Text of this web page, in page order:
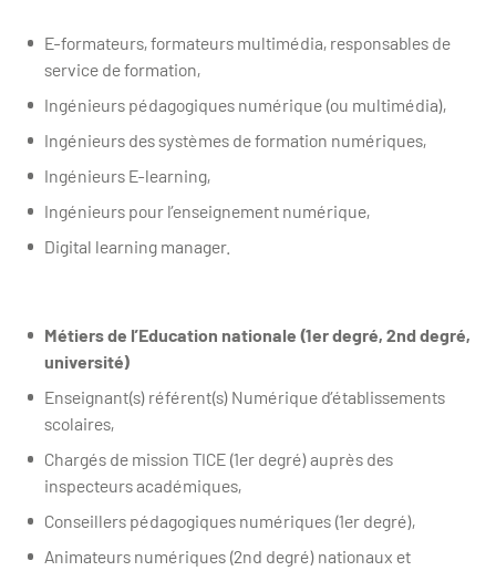
E-formateurs, formateurs multimédia, responsables de
service de formation,
Ingénieurs pédagogiques numérique (ou multimédia),
Ingénieurs des systèmes de formation numériques,
Ingénieurs E-learning,
Ingénieurs pour l’enseignement numérique,
Digital learning manager.
Métiers de l’Education nationale (1er degré, 2nd degré,
université)
Enseignant(s) référent(s) Numérique d’établissements
scolaires,
Chargés de mission TICE (1er degré) auprès des
inspecteurs académiques,
Conseillers pédagogiques numériques (1er degré),
Animateurs numériques (2nd degré) nationaux et